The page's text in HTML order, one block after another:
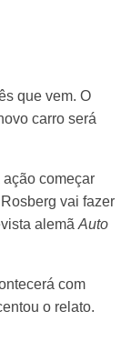
que vem. O
carro será
começar
vai fazer
alemãAuto
com
o relato.